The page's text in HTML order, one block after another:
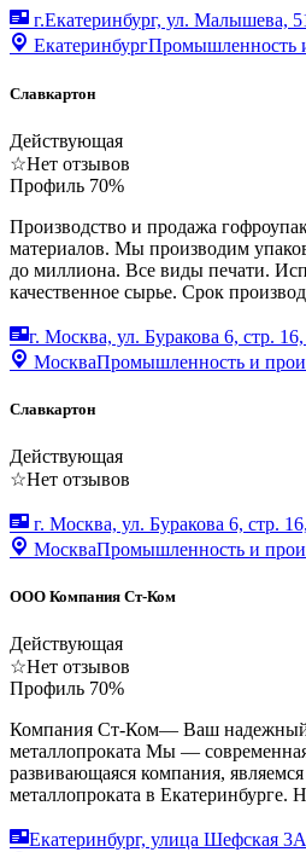
г.Екатеринбург, ул. Малышева,
ЕкатеринбургПромышленность
Славкартон
Действующая
☆Нет отзывов
Профиль 70%
Производство и продажа
материалов. Мы производим
до миллиона. Все виды печати.
качественное сырье. Срок
г. Москва, ул. Буракова 6, стр.
МоскваПромышленность и
Славкартон
Действующая
☆Нет отзывов
г. Москва, ул. Буракова 6, стр.
МоскваПромышленность и
ООО Компания Ст-Ком
Действующая
☆Нет отзывов
Профиль 70%
Компания Ст-Ком— Ваш надежный
металлопроката Мы —
развивающаяся компания,
металлопроката в
Екатеринбург, улица Шефская